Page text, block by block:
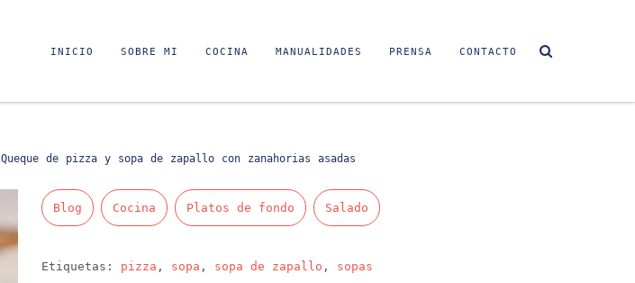
INICIO SOBRE MI COCINA MANUALIDADES PRENSA CONTACTO
Queque de pizza y sopa de zapallo con zanahorias asadas
Blog Cocina Platos de fondo Salado
Etiquetas: pizza , sopa , sopa de zapallo , sopas